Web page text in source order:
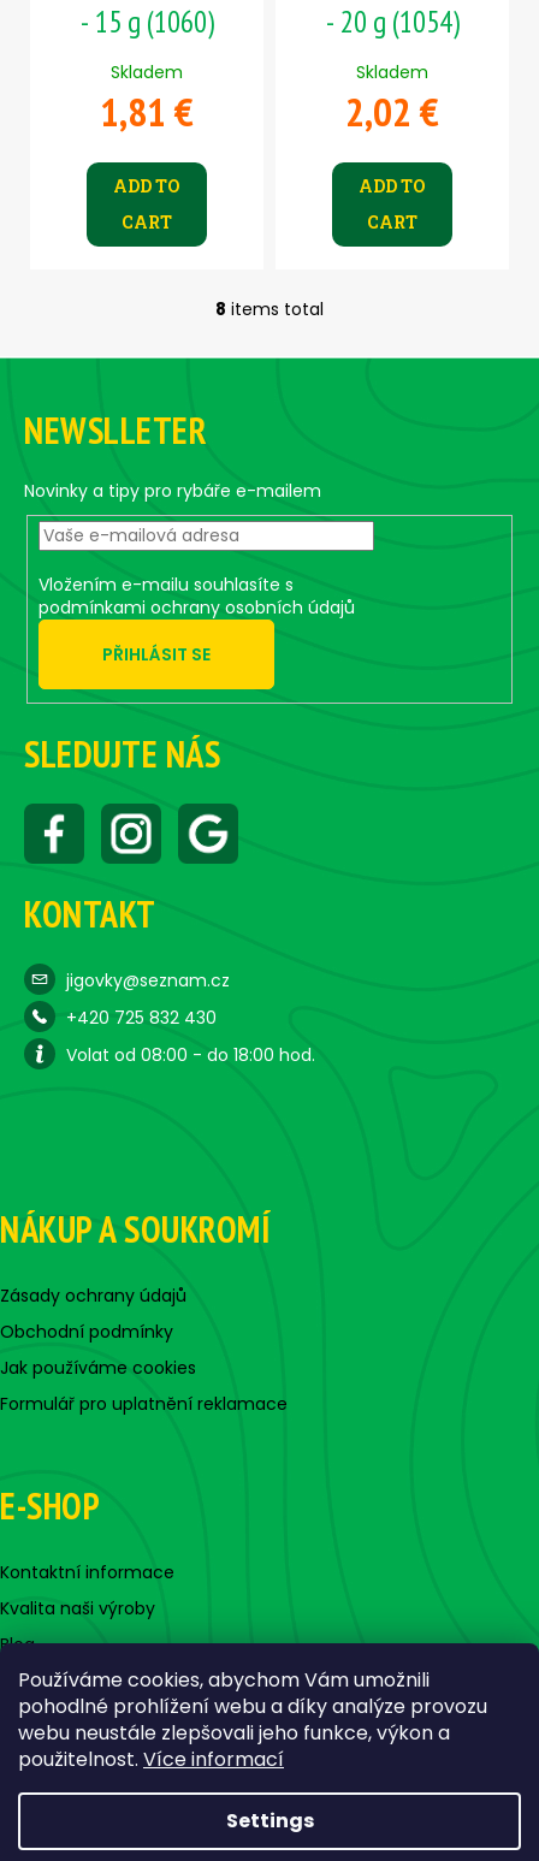
Používáme cookies, abychom Vám umožnili
pohodlné prohlížení webu a díky analýze provozu
webu neustále zlepšovali jeho funkce, výkon a
použitelnost. Více informací
Settings
- 15 g (1060)
Skladem
1,81 €
ADD TO
CART
- 20 g (1054)
Skladem
2,02 €
ADD TO
CART
L
g
c
o
n
t
r
s
8 items total
F
NEWSLLETER
Novinky a tipy pro rybáře e-mailem
Vložením e-mailu souhlasíte s
podmínkami ochrany osobních údajů
PŘIHLÁSIT SE
SLEDUJTE NÁS
KONTAKT
jigovky@seznam.cz
+420 725 832 430
Volat od 08:00 - do 18:00 hod.
NÁKUP A SOUKROMÍ
Zásady ochrany údajů
Obchodní podmínky
Jak používáme cookies
Formulář pro uplatnění reklamace
E-SHOP
Kontaktní informace
Kvalita naši výroby
Blog